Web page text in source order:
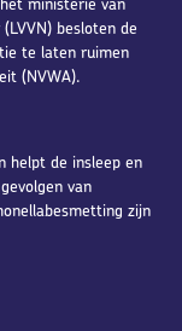
besloten de
te laten ruimen
(NVWA).
helpt de insleep en
van
zijn